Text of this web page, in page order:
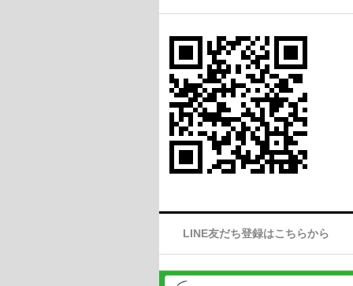
LINE友だち登録はこちらから